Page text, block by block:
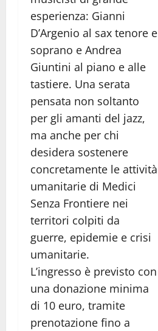
esperienza: Gianni
D’Argenio al sax tenore e
soprano e Andrea
Giuntini al piano e alle
tastiere. Una serata
pensata non soltanto
per gli amanti del jazz,
ma anche per chi
desidera sostenere
concretamente le attività
umanitarie di Medici
Senza Frontiere nei
territori colpiti da
guerre, epidemie e crisi
umanitarie.
L’ingresso è previsto con
una donazione minima
di 10 euro, tramite
prenotazione fino a